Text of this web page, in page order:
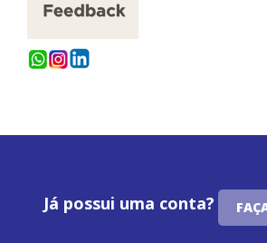
Já possui uma conta?